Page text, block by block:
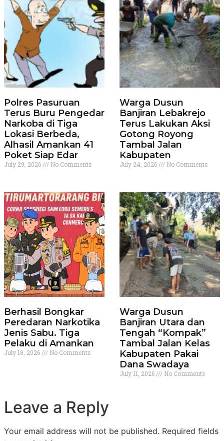
Polres Pasuruan
Terus Buru Pengedar
Narkoba di Tiga
Lokasi Berbeda,
Alhasil Amankan 41
Poket Siap Edar
July 29, 2026 No Comments
Warga Dusun
Banjiran Lebakrejo
Terus Lakukan Aksi
Gotong Royong
Tambal Jalan
Kabupaten
July 24, 2026 No Comments
Berhasil Bongkar
Peredaran Narkotika
Jenis Sabu. Tiga
Pelaku di Amankan
July 18, 2026 No Comments
Warga Dusun
Banjiran Utara dan
Tengah “Kompak”
Tambal Jalan Kelas
Kabupaten Pakai
Dana Swadaya
July 11, 2026 No Comments
Leave a Reply
Your email address will not be published. Required fields